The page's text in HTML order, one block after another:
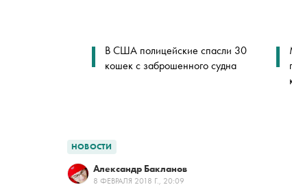
В США полицейские спасли 30
кошек с заброшенного судна
НОВОСТИ
Александр Бакланов
8 ФЕВРАЛЯ 2018 Г., 20:09